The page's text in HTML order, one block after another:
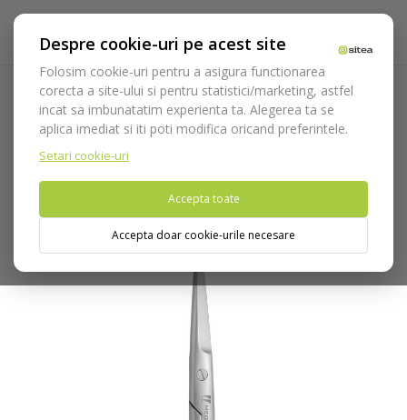
Despre cookie-uri pe acest site
Folosim cookie-uri pentru a asigura functionarea
corecta a site-ului si pentru statistici/marketing, astfel
incat sa imbunatatim experienta ta. Alegerea ta se
aplica imediat si iti poti modifica oricand preferintele.
Setari cookie-uri
Accepta toate
Accepta doar cookie-urile necesare
Acasa Instrumentar Chirurgie si implantologie
Foarfeca Mayo cod 3515
Nu puteti plasa comenzi din tara din care accesati website-ul